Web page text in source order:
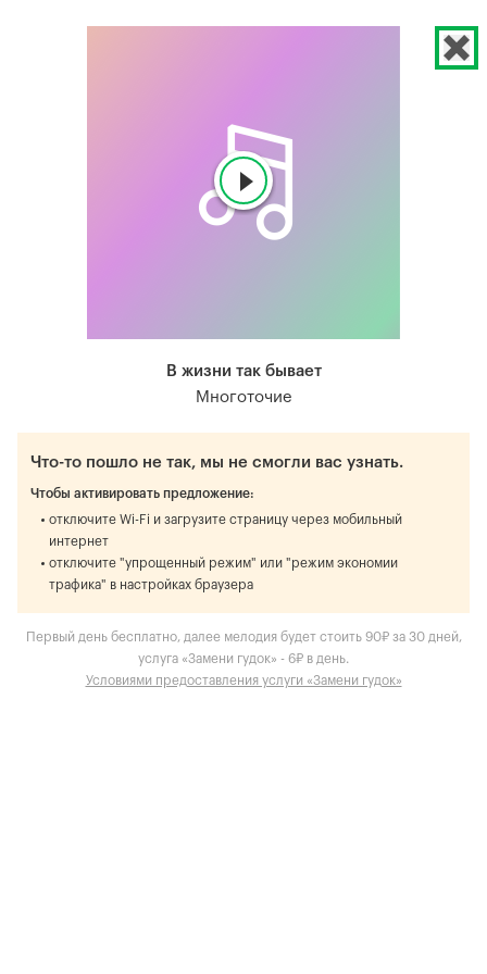
В жизни так бывает
Многоточие
Что-то пошло не так, мы не смогли вас узнать.
Чтобы активировать предложение:
отключите Wi-Fi и загрузите страницу через мобильный
интернет
отключите "упрощенный режим" или "режим экономии
трафика" в настройках браузера
Первый день бесплатно, далее мелодия будет стоить 90₽ за 30 дней,
услуга «Замени гудок» - 6₽ в день.
Условиями предоставления услуги «Замени гудок»